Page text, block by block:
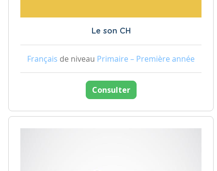
Le son CH
Français de niveau Primaire – Première année
Consulter